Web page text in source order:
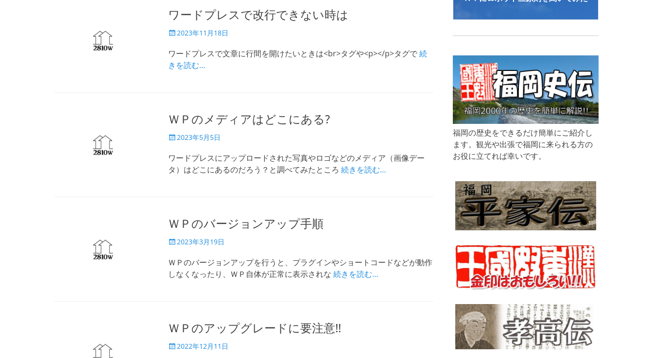
ワードプレスで改行できない時は
投
日
2023年11月18日
ワードプレスで文章に行間を開けたいときは<br>タグや<p></p>タグで続
きを読む…
ＷＰのメディアはどこにある?
投
日
2023年5月5日
ワードプレスにアップロードされた写真やロゴなどのメディア（画像デー
タ）はどこにあるのだろう？と調べてみたところ 続きを読む…
ＷＰのバージョンアップ手順
投
日
2023年3月19日
ＷＰのバージョンアップを行うと、プラグインやショートコードなどが動作
しなくなったり、ＷＰ自体が正常に表示されな 続きを読む…
ＷＰのアップグレードに要注意!!
投 2022年12月11日
福岡の歴史をできるだけ簡単にご紹介し
ます。観光や出張で福岡に来られる方の
お役に立てれば幸いです。